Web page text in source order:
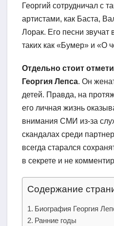
Георгий сотрудничал с
артистами, как Баста,
Лорак. Его песни звучат
таких как «Бумер» и «О
Отдельно стоит
Георгия Лепса. Он
детей. Правда, на
его личная жизнь
внимания СМИ из-за
скандалах среди
всегда старался
в секрете и не
Содержание
Биография Георгия
Ранние годы